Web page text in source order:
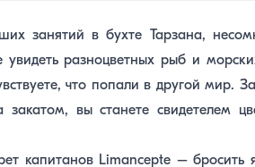
занятий в бухте Тарзана,
увидеть разноцветных рыб и
что попали в другой мир.
закатом, вы станете свидетелем
капитанов Limancepte – бросить